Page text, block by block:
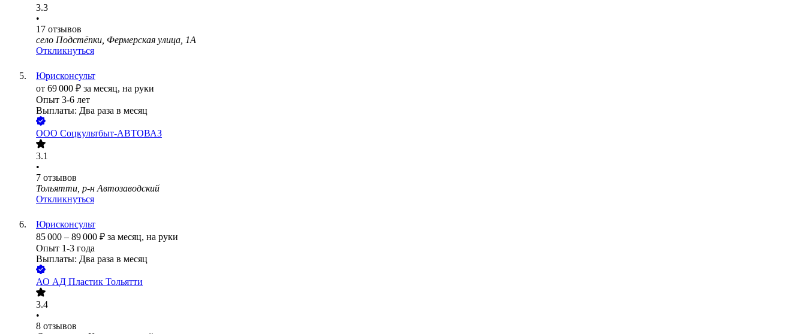
3.3
•
17 отзывов
село Подстёпки, Фермерская улица, 1А
Откликнуться
Юрисконсульт
от 69 000 ₽ за месяц, на руки
Опыт 3-6 лет
Выплаты: Два раза в месяц
ООО Соцкультбыт-АВТОВАЗ
3.1
•
7 отзывов
Тольятти, р-н Автозаводский
Откликнуться
Юрисконсульт
85 000 – 89 000 ₽ за месяц, на руки
Опыт 1-3 года
Выплаты: Два раза в месяц
АО АД Пластик Тольятти
3.4
•
8 отзывов